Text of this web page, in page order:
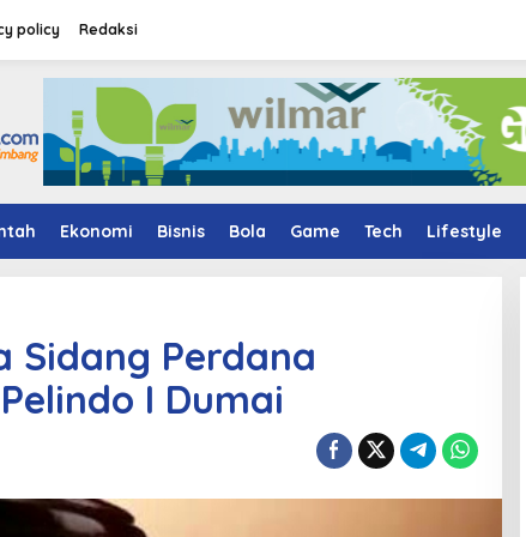
policy Redaksi
Ekonomi Bisnis Bola Game Tech Lifestyle
Sidang Perdana
I Dumai